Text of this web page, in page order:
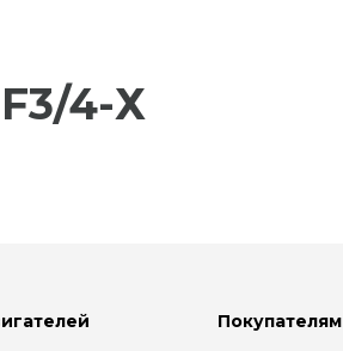
4-Х
Покупателям